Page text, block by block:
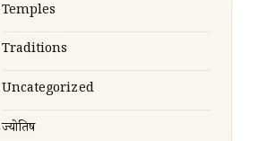
Temples
Traditions
Uncategorized
ज्योतिष